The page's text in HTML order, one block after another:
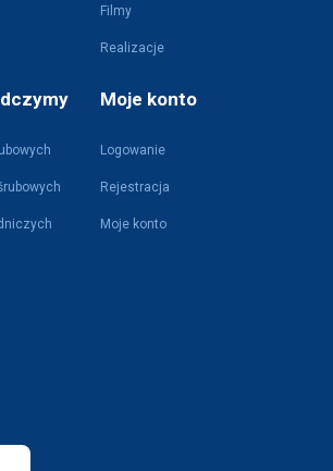
Filmy
Realizacje
Moje konto
Logowanie
Rejestracja
Moje konto